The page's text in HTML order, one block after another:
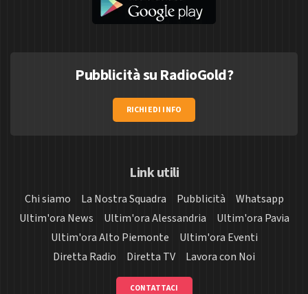
Pubblicità su RadioGold?
RICHIEDI INFO
Link utili
Chi siamo La Nostra Squadra Pubblicità
Whatsapp
Ultim'ora News
Ultim'ora Alessandria
Ultim'ora Pavia
Ultim'ora Alto Piemonte
Ultim'ora Eventi
Diretta Radio
Diretta TV Lavora con Noi
CONTATTACI